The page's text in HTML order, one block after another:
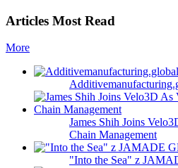
Articles Most Read
More
James Shih Joins
Chain Management
"Into the Sea" z